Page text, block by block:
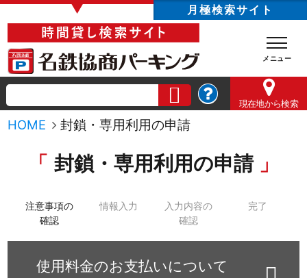
▼ 月極検索サイト
現在地から検索
HOME 封鎖・専用利用の申請
封鎖・専用利用の申請
注意事項の
確認
情報入力
入力内容の
確認
完了
使用料金のお支払いについて